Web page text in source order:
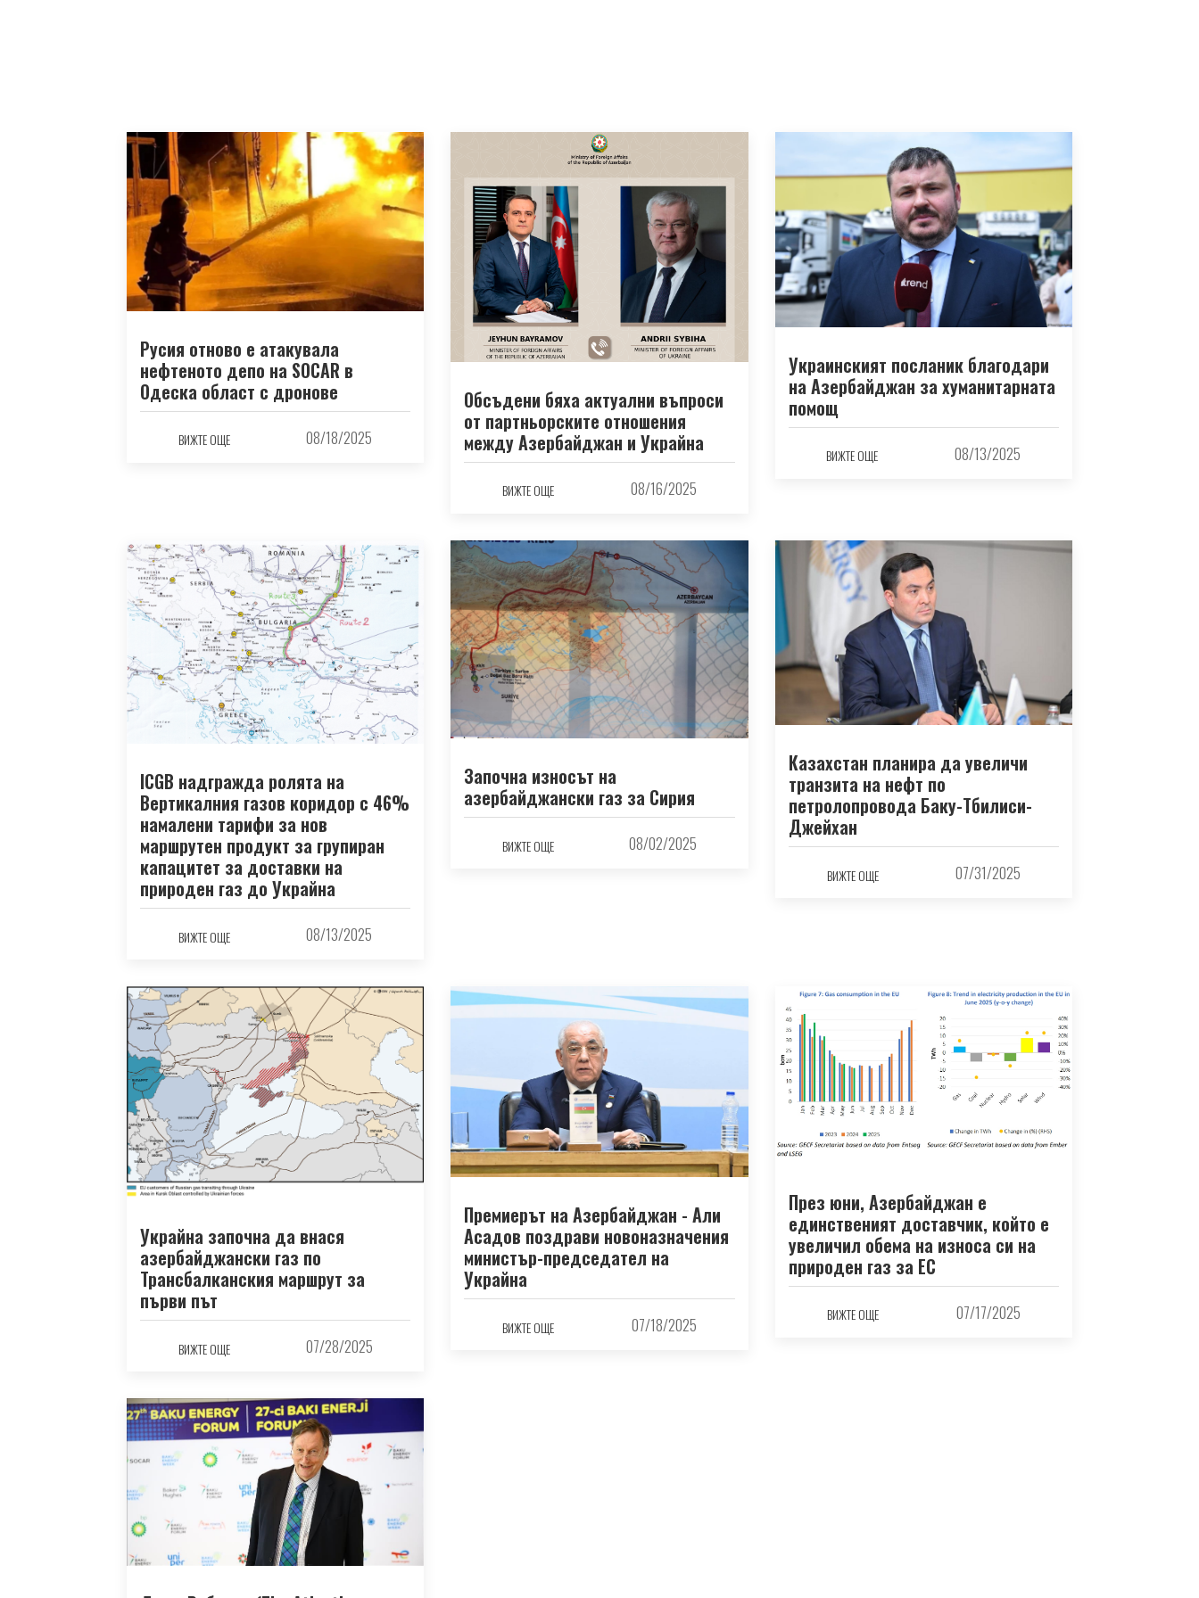
Русия отново е атакувала
нефтеното депо на SOCAR в
Одеска област с дронове
ВИЖТЕ ОЩЕ 08/18/2025
Обсъдени бяха актуални въпроси
от партньорските отношения
между Азербайджан и Украйна
ВИЖТЕ ОЩЕ 08/16/2025
Украинският посланик благодари
на Азербайджан за хуманитарната
помощ
ВИЖТЕ ОЩЕ 08/13/2025
ICGB надгражда ролята на
Вертикалния газов коридор с 46%
намалени тарифи за нов
маршрутен продукт за групиран
капацитет за доставки на
природен газ до Украйна
ВИЖТЕ ОЩЕ 08/13/2025
Започна износът на
азербайджански газ за Сирия
ВИЖТЕ ОЩЕ 08/02/2025
Казахстан планира да увеличи
транзита на нефт по
петролопровода Баку-Тбилиси-
Джейхан
ВИЖТЕ ОЩЕ 07/31/2025
Украйна започна да внася
азербайджански газ по
Трансбалканския маршрут за
първи път
ВИЖТЕ ОЩЕ 07/28/2025
Премиерът на Азербайджан - Али
Асадов поздрави новоназначения
министър-председател на
Украйна
ВИЖТЕ ОЩЕ 07/18/2025
През юни, Азербайджан е
единственият доставчик, който е
увеличил обема на износа си на
природен газ за ЕС
ВИЖТЕ ОЩЕ 07/17/2025